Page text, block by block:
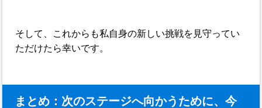
そして、これからも私自身の新しい挑戦を見守ってい
ただけたら幸いです。
まとめ：次のステージへ向かうために、今